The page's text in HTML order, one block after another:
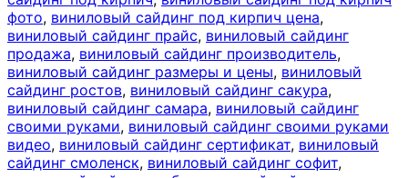
фото, виниловый сайдинг под кирпич цена,
виниловый сайдинг прайс, виниловый сайдинг
продажа, виниловый сайдинг производитель,
виниловый сайдинг размеры и цены, виниловый
сайдинг ростов, виниловый сайдинг сакура,
виниловый сайдинг самара, виниловый сайдинг
своими руками, виниловый сайдинг своими руками
видео, виниловый сайдинг сертификат, виниловый
сайдинг смоленск, виниловый сайдинг софит,